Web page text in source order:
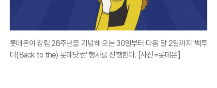
롯데온이 창립 28주년을 기념해 오는 30일부터 다음 달 2일까지 '백투
더(Back to the) 롯데닷컴' 행사를 진행한다. [사진=롯데온]